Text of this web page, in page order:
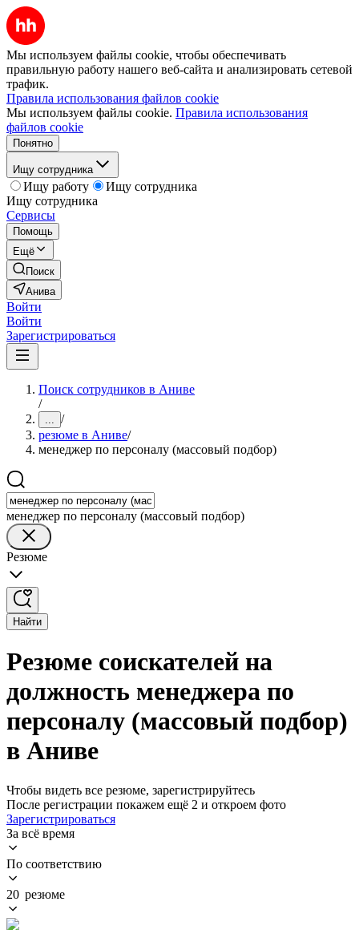
Мы используем файлы cookie, чтобы обеспечивать
правильную работу нашего веб-сайта и анализировать сетевой
трафик.
Правила использования файлов cookie
Мы используем файлы cookie. Правила использования
файлов cookie
Понятно
Ищу сотрудника
Ищу работу
Ищу сотрудника
Ищу сотрудника
Сервисы
Помощь
Ещё
Поиск
Анива
Войти
Войти
Зарегистрироваться
Поиск сотрудников в Аниве
/
... /
резюме в Аниве/
менеджер по персоналу (массовый подбор)
менеджер по персоналу (массовый подбор)
Резюме
Найти
Резюме соискателей на
должность менеджера по
персоналу (массовый подбор)
в Аниве
Чтобы видеть все резюме, зарегистрируйтесь
После регистрации покажем ещё 2 и откроем фото
Зарегистрироваться
За всё время
По соответствию
20 резюме